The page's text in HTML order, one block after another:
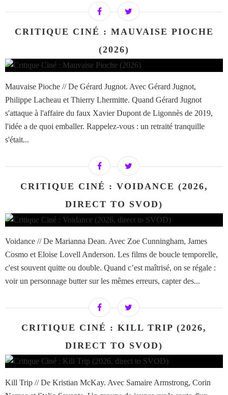
CRITIQUE CINÉ : MAUVAISE PIOCHE
(2026)
Mauvaise Pioche // De Gérard Jugnot. Avec Gérard Jugnot,
Philippe Lacheau et Thierry Lhermitte. Quand Gérard Jugnot
s'attaque à l'affaire du faux Xavier Dupont de Ligonnès de 2019,
l'idée a de quoi emballer. Rappelez-vous : un retraité tranquille
s'était...
CRITIQUE CINÉ : VOIDANCE (2026,
DIRECT TO SVOD)
Voidance // De Marianna Dean. Avec Zoe Cunningham, James
Cosmo et Eloise Lovell Anderson. Les films de boucle temporelle,
c'est souvent quitte ou double. Quand c’est maîtrisé, on se régale :
voir un personnage butter sur les mêmes erreurs, capter des...
CRITIQUE CINÉ : KILL TRIP (2026,
DIRECT TO SVOD)
Kill Trip // De Kristian McKay. Avec Samaire Armstrong, Corin